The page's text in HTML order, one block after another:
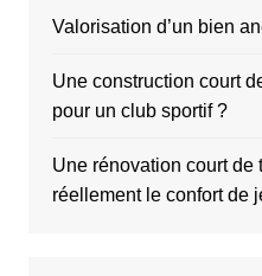
Valorisation d’un bien
Une construction court
pour un club sportif ?
Une rénovation court
réellement le confort de